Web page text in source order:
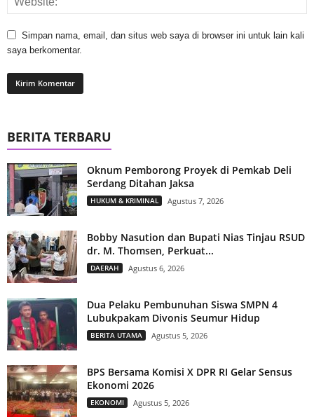
Simpan nama, email, dan situs web saya di browser ini untuk lain kali
saya berkomentar.
BERITA TERBARU
Oknum Pemborong Proyek di Pemkab Deli
Serdang Ditahan Jaksa
HUKUM & KRIMINAL Agustus 7, 2026
Bobby Nasution dan Bupati Nias Tinjau RSUD
dr. M. Thomsen, Perkuat...
DAERAH Agustus 6, 2026
Dua Pelaku Pembunuhan Siswa SMPN 4
Lubukpakam Divonis Seumur Hidup
BERITA UTAMA Agustus 5, 2026
BPS Bersama Komisi X DPR RI Gelar Sensus
Ekonomi 2026
EKONOMI Agustus 5, 2026